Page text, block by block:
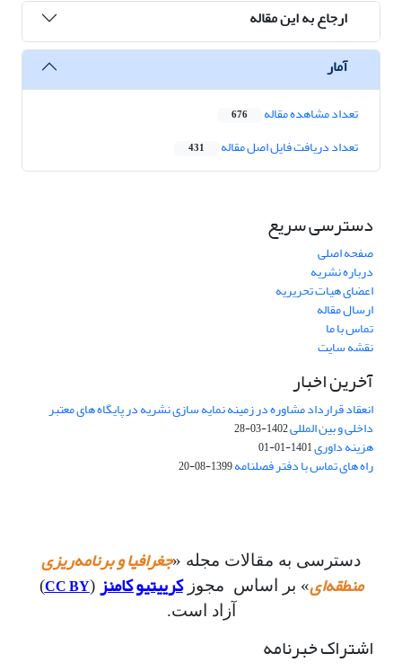
ارجاع به این مقاله
آمار
تعداد مشاهده مقاله 676
تعداد دریافت فایل اصل مقاله 431
دسترسی سریع
صفحه اصلی
درباره نشریه
اعضای هیات تحریریه
ارسال مقاله
تماس با ما
نقشه سایت
آخرین اخبار
انعقاد قرارداد مشاوره در زمینه نمایه سازی نشریه در پایگاه های معتبر
داخلی و بین المللی1402-03-28
هزینه داوری1401-01-01
راه های تماس با دفتر فصلنامه1399-08-20
دسترسی به مقالات مجله «جغرافیا و برنامه‌ریزی
منطقه‌ای» بر اساس مجوزکرییتیو کامنز (
CC BY
)
آزاد است.
اشتراک خبرنامه